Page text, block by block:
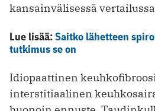
kansainvälisessä
Lue lisää:Saitko lähetteen
tutkimus se on
Idiopaattinen
interstitiaalinen